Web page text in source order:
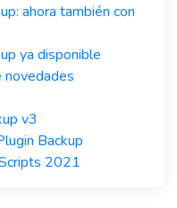
ahora también con
ya disponible
novedades
v3
Backup
2021